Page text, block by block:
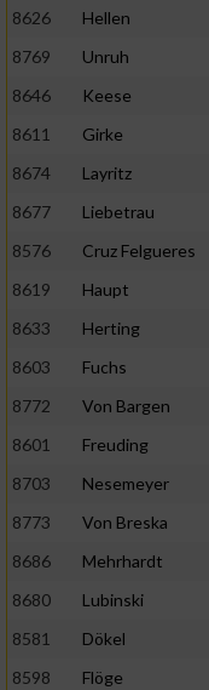
8626
Hellen
8769
Unruh
8646
Keese
8611
Girke
8674
Layritz
8677
Liebetrau
8576
Cruz Felgueres
8619
Haupt
8633
Herting
8603
Fuchs
8772
Von Bargen
8601
Freuding
8703
Nesemeyer
8773
Von Breska
8686
Mehrhardt
8680
Lubinski
8581
Dökel
8598
Flöge